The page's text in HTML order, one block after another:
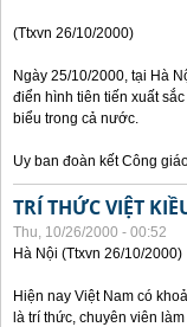
(Ttxvn 26/10/2000)
Ngày 25/10/2000, tại Hà
điển hình tiên tiến xuất
biểu trong cả nước.
Uy ban đoàn kết Công
TRÍ THỨC VIỆT
Thu, 10/26/2000 - 00:52
Hà Nội (Ttxvn 26/10/2000)
Hiện nay Việt Nam có
là trí thức, chuyên viên